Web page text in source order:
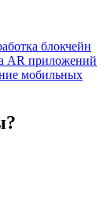
блокчейн
AR приложений
мобильных